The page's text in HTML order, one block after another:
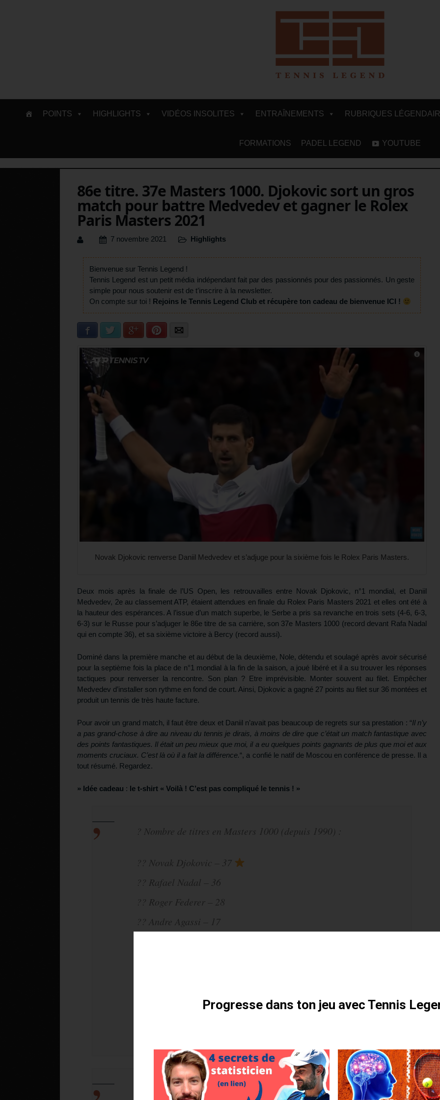
POINTS HIGHLIGHTS VIDÉOS INSOLITES ENTRAÎNEMENTS RUBRIQUES
FORMATIONS PADEL LEGEND YOUTUBE
86e titre. 37e Masters 1000. Djokovic sort un gros
match pour battre Medvedev et gagner le Rolex
Paris Masters 2021
7 novembre 2021 Highlights
Bienvenue sur Tennis Legend !
Tennis Legend est un petit média indépendant fait par des passionnés pour des passionnés. Un geste
simple pour nous soutenir est de t’inscrire à la newsletter.
On compte sur toi ! Rejoins le Tennis Legend Club et récupère ton cadeau de bienvenue ICI !
Facebook Twitter Google+ Pinterest
Novak Djokovic renverse Daniil Medvedev et s’adjuge pour la sixième fois le Rolex Paris Masters.
Deux mois après la finale de l’US Open, les retrouvailles entre Novak Djokovic, n°1 mondial, et Daniil
Medvedev, 2e au classement ATP, étaient attendues en finale du Rolex Paris Masters 2021 et elles ont été à
la hauteur des espérances. A l’issue d’un match superbe, le Serbe a pris sa revanche en trois sets (4-6, 6-3,
6-3) sur le Russe pour s’adjuger le 86e titre de sa carrière, son 37e Masters 1000 (record devant Rafa Nadal
qui en compte 36), et sa sixième victoire à Bercy (record aussi).
Dominé dans la première manche et au début de la deuxième, Nole, détendu et soulagé après avoir sécurisé
pour la septième fois la place de n°1 mondial à la fin de la saison, a joué libéré et il a su trouver les réponses
tactiques pour renverser la rencontre. Son plan ? Etre imprévisible. Monter souvent au filet. Empêcher
Medvedev d’installer son rythme en fond de court. Ainsi, Djokovic a gagné 27 points au filet sur 36 montées et
produit un tennis de très haute facture.
Pour avoir un grand match, il faut être deux et Daniil n’avait pas beaucoup de regrets sur sa prestation : “Il n’y
a pas grand-chose à dire au niveau du tennis je dirais, à moins de dire que c’était un match fantastique avec
des points fantastiques. Il était un peu mieux que moi, il a eu quelques points gagnants de plus que moi et aux
moments cruciaux. C’est là où il a fait la différence.“, a confié le natif de Moscou en conférence de presse. Il a
tout résumé. Regardez.
» Idée cadeau : le t-shirt « Voilà ! C’est pas compliqué le tennis ! »
? Nombre de titres en Masters 1000 (depuis 1990) :
?? Novak Djokovic – 37
?? Rafael Nadal – 36
?? Roger Federer – 28
?? Andre Agassi – 17
?? Michael Chang – 7
Roland-Garros + Bercy = Paris Double Crown ??
Progresse dans ton jeu avec Tennis